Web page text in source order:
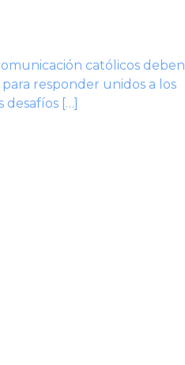
católicos deben
responder unidos a los
desafíos […]